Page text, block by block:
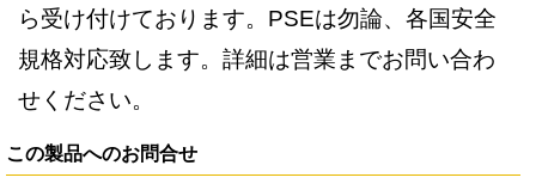
ら受け付けております。PSEは勿論、各国安全
規格対応致します。詳細は営業までお問い合わ
せください。
この製品へのお問合せ